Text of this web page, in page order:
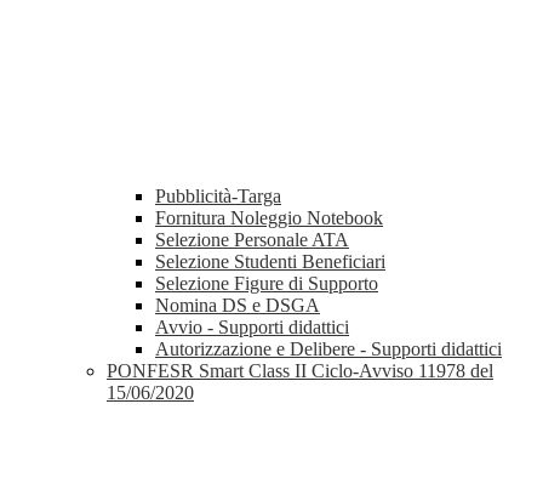
Pubblicità-Targa
Fornitura Noleggio Notebook
Selezione Personale ATA
Selezione Studenti Beneficiari
Selezione Figure di Supporto
Nomina DS e DSGA
Avvio - Supporti didattici
Autorizzazione e Delibere - Supporti didattici
PONFESR Smart Class II Ciclo-Avviso 11978 del
15/06/2020